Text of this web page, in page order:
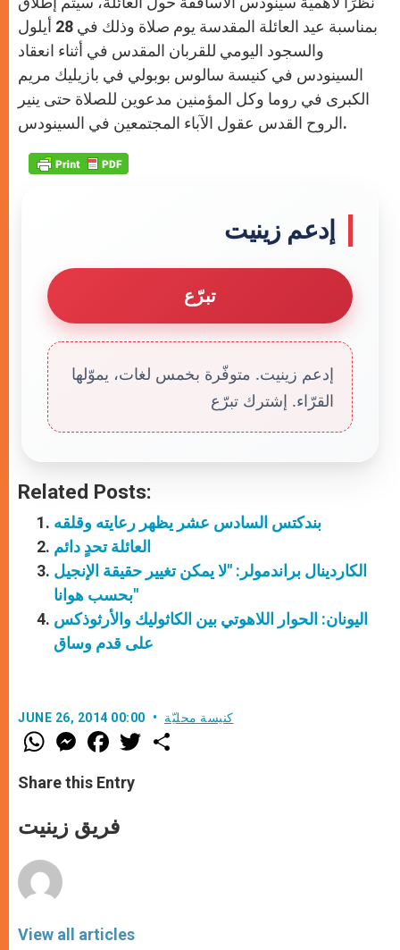
بمناسبة عيد العائلة المقدسة يوم صلاة وذلك في 28 أيلول
والسجود اليومي للقربان المقدس في أثناء انعقاد
السينودس في كنيسة سالوس بوبولي في بازيليك مريم
الكبرى في روما وكل المؤمنين مدعوين للصلاة حتى ينير
الروح القدس عقول الآباء المجتمعين في السينودس.
إدعم زينيت
تبرّع
إدعم زينيت. متوفّرة بخمس لغات، يموّلها
القرّاء. إشترك تبرّع
Related Posts:
بندكتس السادس عشر يظهر رعايته وقلقه
العائلة تحدٍ دائم
الكاردينال براندمولر: "لا يمكن تغيير حقيقة الإنجيل
بحسب هوانا"
اليونان: الحوار اللاهوتي بين الكاثوليك والأرثوذكس
على قدم وساق
JUNE 26, 2014 00:00 كنيسة محليّة
W
h
t
s
p
p
M
e
s
e
g
e
F
a
e
b
o
k
w
Share this Entry
فريق زينيت
View all articles